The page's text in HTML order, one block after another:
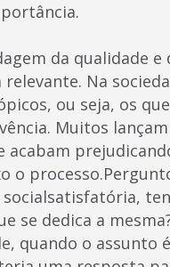
da qualidade
Na
ou seja, os
Muitos
acabam
o
se dedica a
quando o assunto